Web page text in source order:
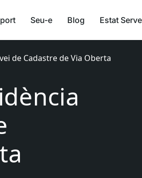
Seu-e Blog Estat
de Cadastre de Via Oberta